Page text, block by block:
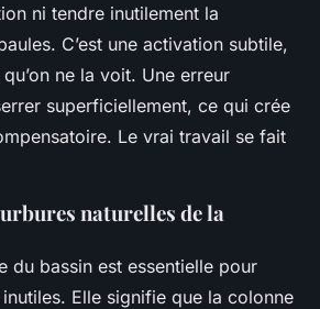
ni tendre inutilement la
C’est une activation subtile,
ne la voit. Une erreur
superficiellement, ce qui crée
Le vrai travail se fait
naturelles de la
du bassin est essentielle pour
Elle signifie que la colonne